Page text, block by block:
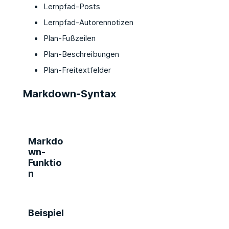
Lernpfad-Posts
Lernpfad-Autorennotizen
Plan-Fußzeilen
Plan-Beschreibungen
Plan-Freitextfelder
Markdown-Syntax
Markdo
wn-
Funktio
n
Beispiel